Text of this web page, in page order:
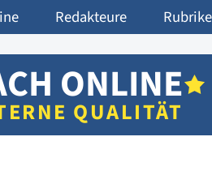
Redakteure
ONLINE
QUALITÄT